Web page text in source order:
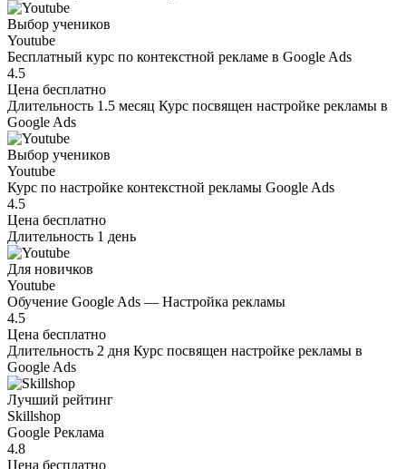
Выбор учеников
Youtube
Бесплатный курс по контекстной рекламе в Google Ads
4.5
Цена бесплатно
Длительность 1.5 месяц Курс посвящен настройке рекламы в
Google Ads
Выбор учеников
Youtube
Курс по настройке контекстной рекламы Google Ads
4.5
Цена бесплатно
Длительность 1 день
Для новичков
Youtube
Обучение Google Ads — Настройка рекламы
4.5
Цена бесплатно
Длительность 2 дня Курс посвящен настройке рекламы в
Google Ads
Лучший рейтинг
Skillshop
Google Реклама
4.8
Цена бесплатно